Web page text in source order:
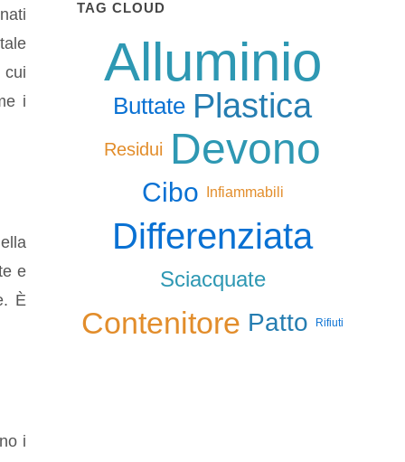
cui
i
e
È
i
TAG CLOUD
Alluminio
Buttate Plastica
Residui Devono
Cibo Infiammabili
Differenziata
Sciacquate
Contenitore Patto Rifiuti